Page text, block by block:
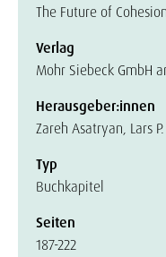
The Future of
Verlag
Mohr Siebeck GmbH
Herausgeber:innen
Zareh Asatryan, Lars
Typ
Buchkapitel
Seiten
187-222